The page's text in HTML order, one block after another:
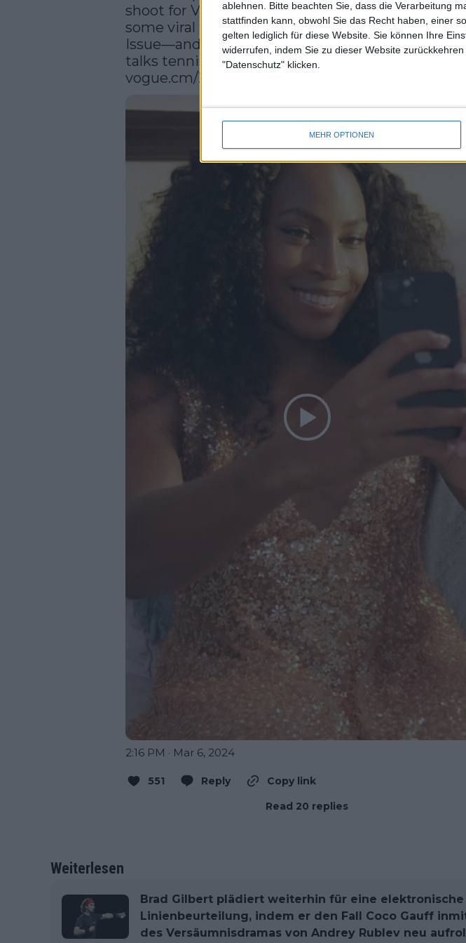
ablehnen. Bitte beachten Sie, dass die Verarbeitung
stattfinden kann, obwohl Sie das Recht haben, einer
gelten lediglich für diese Website. Sie können Ihre
widerrufen, indem Sie zu dieser Website
"Datenschutz" klicken.
MEHR OPTIONEN
shoot for Vogue’s April cover, the tennis star took
some viral filter trends for a spin. For Vogue’s
Issue—and on the brink of her 20th
vogue.cm/ZKjkV1G
2:16 PM · Mar 6, 2024
551 Reply
Copy link
Read 20 replies
Weiterlesen
Brad Gilbert plädiert weiterhin für eine elektronische
Linienbeurteilung, indem er den Fall Coco Gauff
des Versäumnisdramas von Andrey Rublev neu